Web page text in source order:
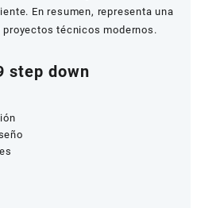
En resumen, representa una
técnicos modernos.
step down